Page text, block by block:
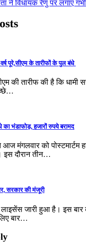
ने विधायक रेणु पर लगाए
पूरे,सीएम के तारीफों के पुल बंधे
की तारीफ की है कि धामी
भंडाफोड़, हजारों रुपये बरामद
मंगलवार को पोस्टमार्टम
इस दौरान तीन…
सरकार की मंजूरी
जारी हुआ है। इस बार
बार…